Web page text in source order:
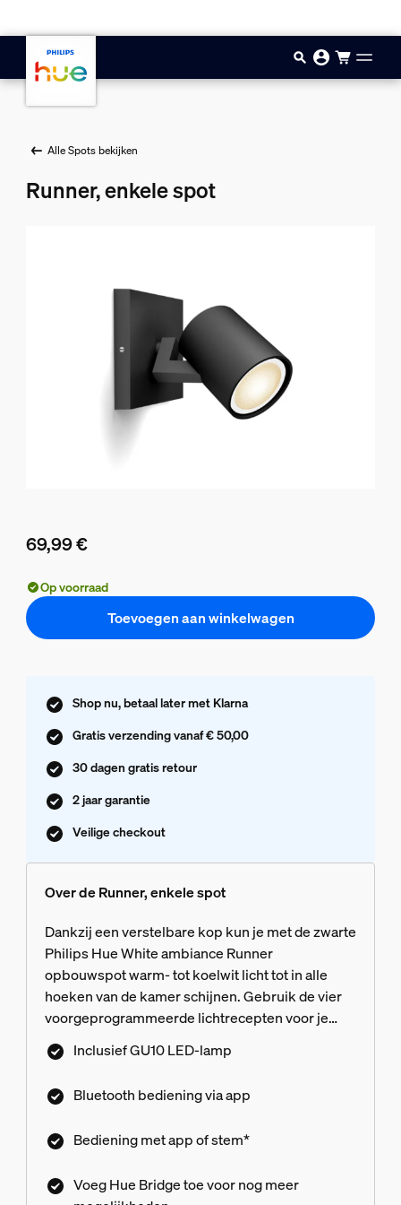
Alle Spots bekijken
Runner, enkele spot
69,99 €
Op voorraad
Toevoegen aan winkelwagen
Shop nu, betaal later met Klarna
Gratis verzending vanaf € 50,00
30 dagen gratis retour
2 jaar garantie
Veilige checkout
Over de Runner, enkele spot
Dankzij een verstelbare kop kun je met de zwarte
Philips Hue White ambiance Runner
opbouwspot warm- tot koelwit licht tot in alle
hoeken van de kamer schijnen. Gebruik de vier
voorgeprogrammeerde lichtrecepten voor je
dagelijkse routines en profiteer van de draadloze
bediening met de Hue app. Wanneer je de
ontgrendel je alle slimme functies.
Inclusief GU10 LED-lamp
Bluetooth bediening via app
Bediening met app of stem*
Voeg Hue Bridge toe voor nog meer